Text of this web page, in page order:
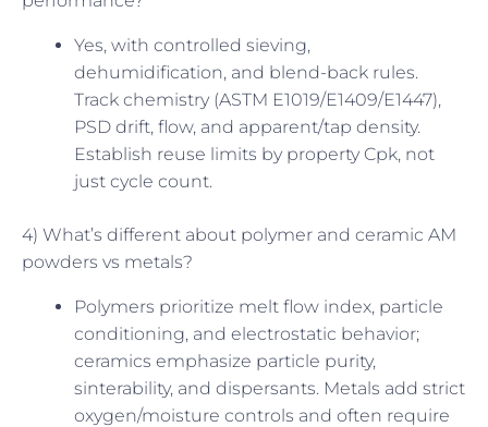
Yes, with controlled sieving,
dehumidification, and blend-back rules.
Track chemistry (ASTM E1019/E1409/E1447),
PSD drift, flow, and apparent/tap density.
Establish reuse limits by property Cpk, not
just cycle count.
4) What’s different about polymer and ceramic AM
powders vs metals?
Polymers prioritize melt flow index, particle
conditioning, and electrostatic behavior;
ceramics emphasize particle purity,
sinterability, and dispersants. Metals add strict
oxygen/moisture controls and often require